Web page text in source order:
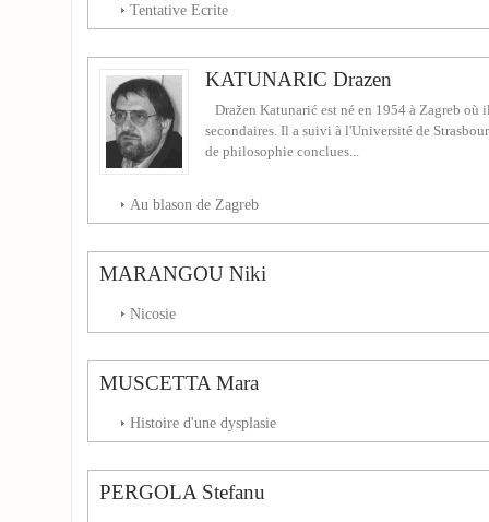
Tentative Ecrite
KATUNARIC Drazen
Dražen Katunarić est né en 1954 à Zagreb où
secondaires. Il a suivi à l'Université de
de philosophie conclues...
Au blason de Zagreb
MARANGOU Niki
Nicosie
MUSCETTA Mara
Histoire d'une dysplasie
PERGOLA Stefanu